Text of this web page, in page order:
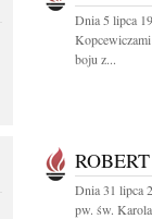
Dnia 5 lipca
boju z...
Dnia 31 lipca
pw. św.